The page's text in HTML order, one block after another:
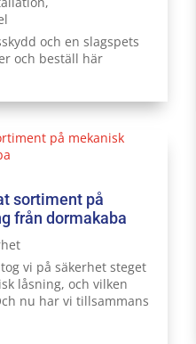
och en slagspets
och beställ här
sortiment på
från dormakaba
vi på säkerhet steget
låsning, och vilken
nu har vi tillsammans